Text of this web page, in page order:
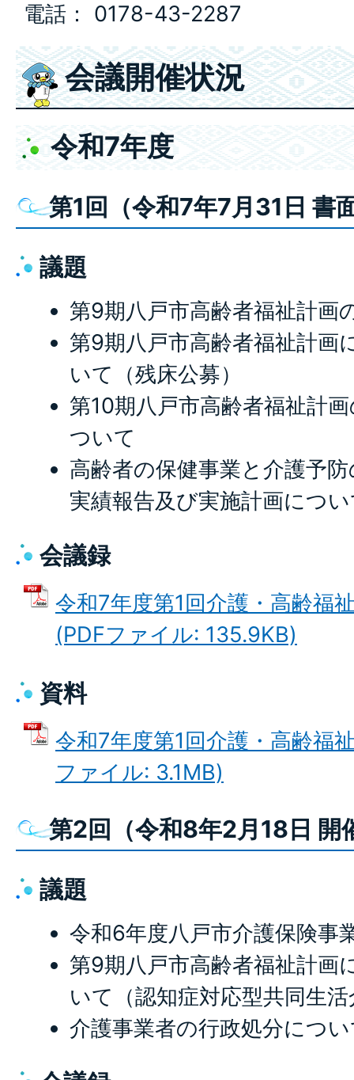
電話： 0178-43-2287
会議開催状況
令和7年度
第1回（令和7年7月31日 書
議題
第9期八戸市高齢者福祉計画
第9期八戸市高齢者福祉計画
いて（残床公募）
第10期八戸市高齢者福祉計
ついて
高齢者の保健事業と介護予
実績報告及び実施計画につ
会議録
令和7年度第1回介護・高齢福
(PDFファイル: 135.9KB)
資料
令和7年度第1回介護・高齢福
ファイル: 3.1MB)
第2回（令和8年2月18日 開
議題
令和6年度八戸市介護保険事
第9期八戸市高齢者福祉計画
いて（認知症対応型共同生
介護事業者の行政処分につ